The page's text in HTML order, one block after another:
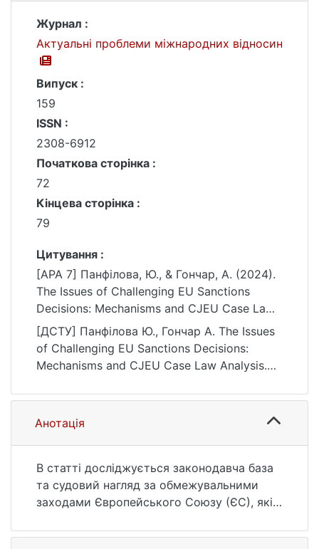
Журнал :
Актуальні проблеми міжнародних відносин
Випуск :
159
ISSN :
2308-6912
Початкова сторінка :
72
Кінцева сторінка :
79
Цитування :
[APA 7] Панфілова, Ю., & Гончар, А. (2024).
The Issues of Challenging EU Sanctions
Decisions: Mechanisms and CJEU Case Law
Analysis. Актуальні проблеми міжнародних
відносин, (159), 72–79.
https://doi.org/10.17721/apmv.2024.159.1.72-
[ДСТУ] Панфілова Ю., Гончар А. The Issues
of Challenging EU Sanctions Decisions:
Mechanisms and CJEU Case Law Analysis.
відносин. 2024. no. 159. P. 72—79. DOI:
10.17721/apmv.2024.159.1.72-79 (date of
access: 25.07.2026).
Анотація
В статті досліджується законодавча база
та судовий нагляд за обмежувальними
заходами Європейського Союзу (ЄС), які є
та безпекової політики ЄС. Основна увага